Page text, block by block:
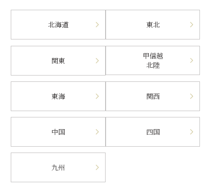
北海道 東北
関東
甲信越
北陸
東海 関西
中国 四国
九州